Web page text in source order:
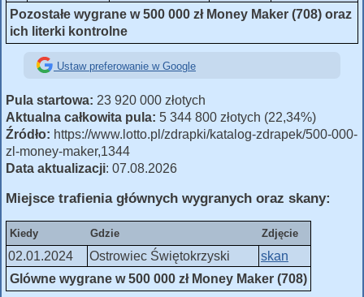
Pozostałe wygrane w 500 000 zł Money Maker (708) oraz
ich literki kontrolne
Ustaw preferowanie w Google
Pula startowa: 23 920 000 złotych
Aktualna całkowita pula: 5 344 800 złotych (22,34%)
Źródło: https://www.lotto.pl/zdrapki/katalog-zdrapek/500-000-
zl-money-maker,1344
Data aktualizacji: 07.08.2026
Miejsce trafienia głównych wygranych oraz skany:
Kiedy Gdzie Zdjęcie
02.01.2024 Ostrowiec Świętokrzyski
skan
Glówne wygrane w 500 000 zł Money Maker (708)